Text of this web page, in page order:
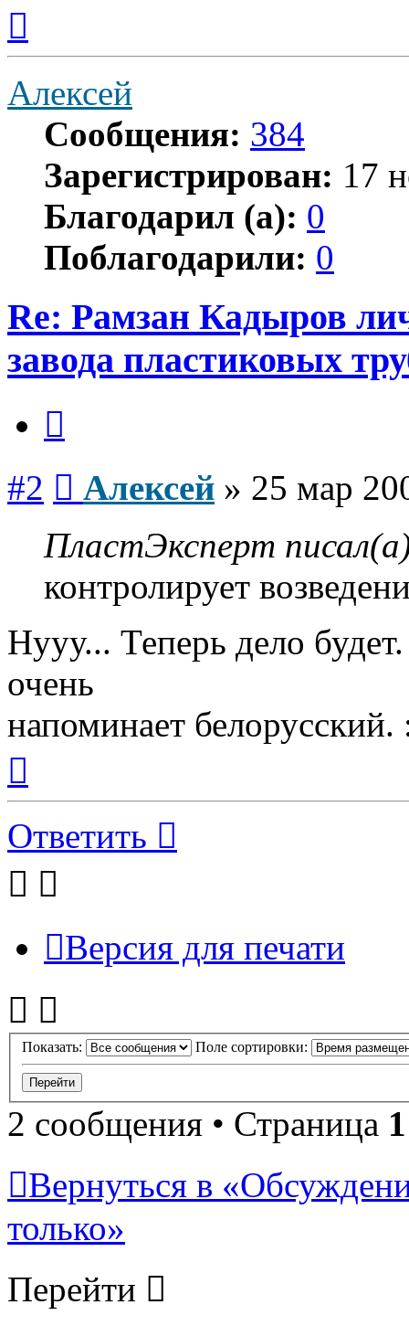
началу
Алексей
Сообщения: 384
Зарегистрирован: 17
Благодарил (а): 0
Поблагодарили: 0
Re: Рамзан Кадыров
завода пластиковых
#2 Алексей » 25 мар
ПластЭксперт
контролирует
Нууу... Теперь дело
очень
напоминает белорусский.
началу
Ответить
Версия для печати
Показать: Поле сортировки:
2 сообщения • Страница 1
Вернуться в
только»
Перейти